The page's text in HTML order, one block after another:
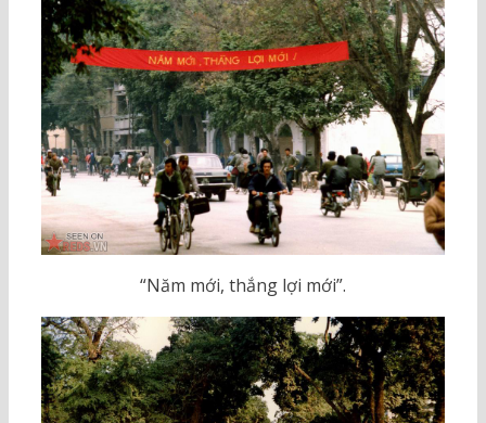
“Năm mới, thắng lợi mới”.